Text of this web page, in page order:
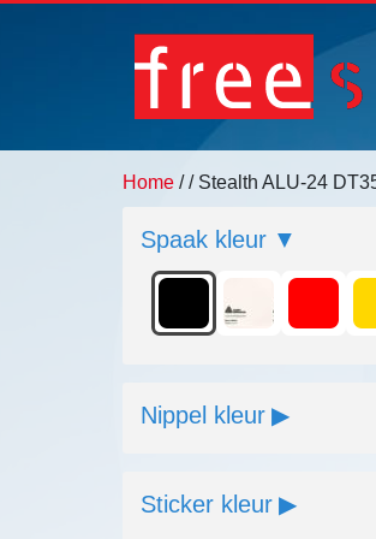
Home // Stealth ALU-24
Spaak kleur
Nippel kleur
Sticker kleur